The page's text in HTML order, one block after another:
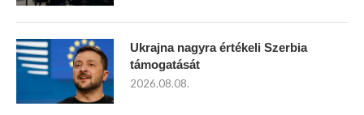
Ukrajna nagyra értékeli Szerbia
támogatását
2026.08.08.